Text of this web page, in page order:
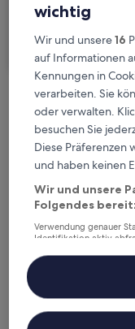
Ich reise geschäftlich
Kostenlose
Verdiene
Mehr
Überprüfe die
wichtig
Wir und unsere16
auf Informationen
Kennungen in
verarbeiten. Sie
oder verwalten.
besuchen Sie
Diese Präferenzen
und haben keinen
Wir und unsere
Folgendes
Verwendung genauer
Identifikation aktiv
Inhalte, Messung von
Zielgruppenforschung
Liste der Partner